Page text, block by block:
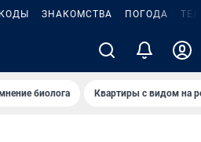
ЗНАКОМСТВА ПОГОДА
биолога Квартиры с видом на